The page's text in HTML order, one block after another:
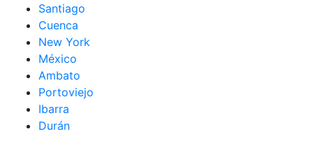
Santiago
Cuenca
New York
México
Ambato
Portoviejo
Ibarra
Durán